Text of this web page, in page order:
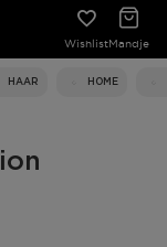
WishlistMandje
HAAR HOME